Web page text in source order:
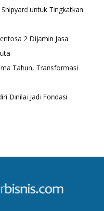
untuk Tingkatkan
2 Dijamin Jasa
Tahun, Transformasi
Dinilai Jadi Fondasi